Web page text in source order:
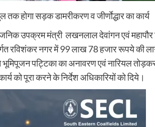
होगा सड़क डामरीकरण व जीर्णाेद्धार का कार्य
उपक्रम मंत्री लखनलाल देवांगन एवं महापौर
रविशंकर नगर में 99 लाख 78 हजार रूपये की
भूमिपूजन पट्टिका का अनावरण एवं नारियल
को पूरा करने के निर्देश अधिकारियों को दिये।